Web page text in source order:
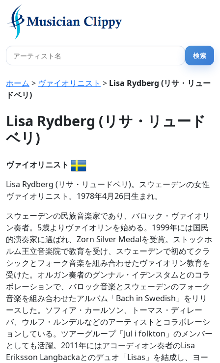
ホーム > ヴァイオリニスト > Lisa Rydberg (リサ・リュー
ドベリ)
Lisa Rydberg (リサ・リュード
ベリ)
ヴァイオリニスト
Lisa Rydberg (リサ・リュードベリ)。スウェーデンの女性
ヴァイオリニスト。1978年4月26日生まれ。
スウェーデンの民族音楽家であり、バロック・ヴァイオリ
ン奏者。5歳よりヴァイオリンを始める。1999年には国民
的演奏家に選ばれ、Zorn Silver Medalを受賞。ストックホ
ルム王立音楽院で教育を受け、スウェーデンで初めてクラ
シックとフォーク音楽を組み合わせたヴァイオリン教育を
受けた。オルガン奏者のグンナル・イデンスタムとのコラ
ボレーションで、バロック音楽とスウェーデンのフォーク
音楽を組み合わせたアルバム「Bach in Swedish」をリリ
ースした。ソフィア・カールソン、トーマス・ディレー
バ、ウルフ・ルンデルなどのアーティストとコラボレーシ
ョンしている。ツアーグループ「Jul i folkton」のメンバー
としても活躍。2011年にはアコーディオン奏者のLisa
Eriksson Langbackaとのデュオ「Lisas」を結成し、ヨー